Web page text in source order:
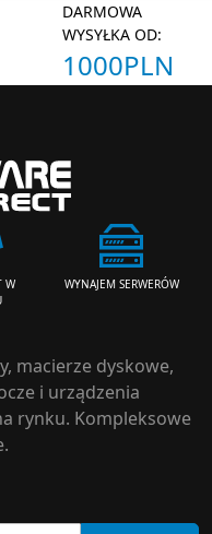
DARMOWA
WYSYŁKA OD:
1000PLN
W
WYNAJEM SERWERÓW
macierze dyskowe,
i urządzenia
rynku. Kompleksowe